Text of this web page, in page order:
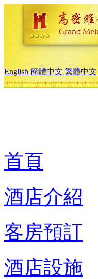
English 簡體中文 繁體中文
首頁
酒店介紹
客房預訂
酒店設施